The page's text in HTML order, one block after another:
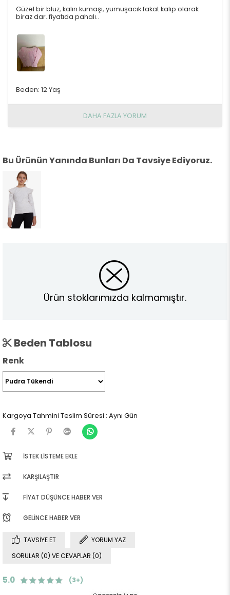
Güzel bir bluz, kalın kumaşı, yumuşacık fakat kalıp olarak
biraz dar..fiyatıda pahalı..
Beden: 12 Yaş
DAHA FAZLA YORUM
Bu Ürünün Yanında Bunları Da Tavsiye Ediyoruz.
Ürün stoklarımızda kalmamıştır.
Beden Tablosu
Renk
Kargoya Tahmini Teslim Süresi : Aynı Gün
İSTEK LISTEME EKLE
KARŞILAŞTIR
FIYAT DÜŞÜNCE HABER VER
GELINCE HABER VER
TAVSIYE ET
YORUM YAZ
SORULAR (0) VE CEVAPLAR (0)
5.0 (3+)